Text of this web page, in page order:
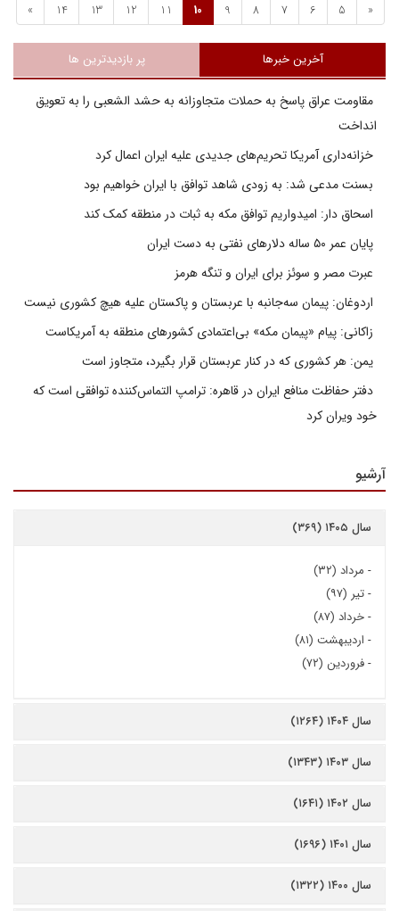
«
5
6
7
8
9
10
11
12
13
14
»
آخرین خبرها پر بازدیدترین ها
مقاومت عراق پاسخ به حملات متجاوزانه به حشد الشعبی را به تعویق
انداخت
خزانه‌داری آمریکا تحریم‌های جدیدی علیه ایران اعمال کرد
بسنت مدعی شد: به زودی شاهد توافق با ایران خواهیم بود
اسحاق دار: امیدواریم توافق مکه به ثبات در منطقه کمک کند
پایان عمر ۵۰ ساله دلارهای نفتی به دست ایران
عبرت مصر و سوئز برای ایران و تنگه هرمز
اردوغان: پیمان سه‌جانبه با عربستان و پاکستان علیه هیچ کشوری نیست
زاکانی: پیام «پیمان مکه» بی‌اعتمادی کشورهای منطقه به آمریکاست
یمن: هر کشوری که در کنار عربستان قرار بگیرد، متجاوز است
دفتر حفاظت منافع ایران در قاهره: ترامپ التماس‌کننده توافقی است که
خود ویران کرد
آرشیو
سال ۱۴۰۵ (۳۶۹)
- مرداد (۳۲)
-تیر (۹۷)
-خرداد (۸۷)
- اردیبهشت (۸۱)
-فروردین (۷۲)
سال ۱۴۰۴ (۱۲۶۴)
سال ۱۴۰۳ (۱۳۴۳)
سال ۱۴۰۲ (۱۶۴۱)
سال ۱۴۰۱ (۱۶۹۶)
سال ۱۴۰۰ (۱۳۲۲)